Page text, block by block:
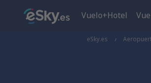
Vuelo+Hotel
eSky.es